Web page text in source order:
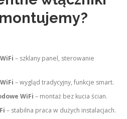
– szklany panel, sterowanie
– wygląd tradycyjny, funkcje smart.
WiFi – montaż bez kucia ścian.
– stabilna praca w dużych instalacjach.